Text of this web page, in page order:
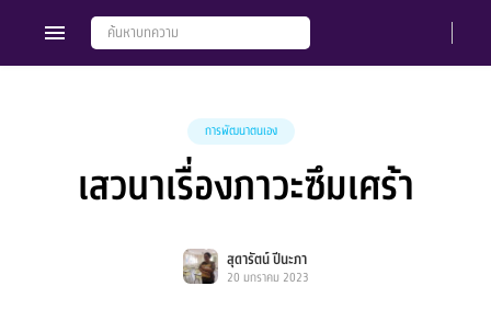
การพัฒนาตนเอง
เสวนาเรื่องภาวะซึมเศร้า
สุดารัตน์ ปีนะภา
20 มกราคม 2023
Groups